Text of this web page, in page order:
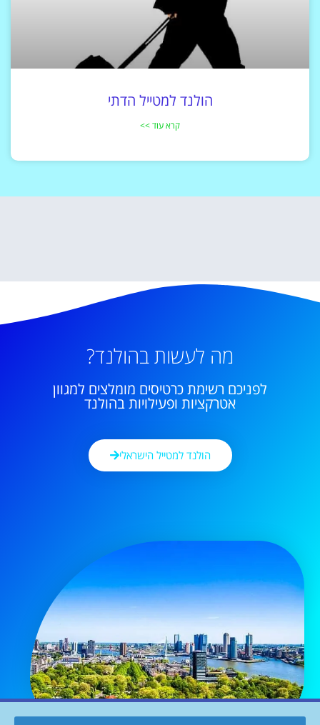
הולנד למטייל הדתי
קרא עוד >>
מה לעשות בהולנד?
לפניכם רשימת כרטיסים מומלצים למגוון
אטרקציות ופעילויות בהולנד
הולנד למטייל הישראלי